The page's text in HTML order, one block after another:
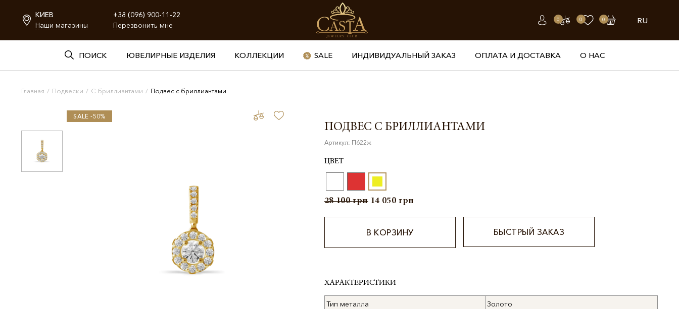
КИЕВ
Наши магазины
+38 (096) 900-11-22
Перезвонить мне
0 0 0 RU
ПОИСК ЮВЕЛИРНЫЕ ИЗДЕЛИЯ КОЛЛЕКЦИИ SALE ИНДИВИДУАЛЬНЫЙ ЗАКАЗ ОПЛАТА И ДОСТАВКА О НАС
Главная / Подвески / С бриллиантами / Подвес с бриллиантами
SALE -50%
ПОДВЕС С БРИЛЛИАНТАМИ
Артикул: П622ж
ЦВЕТ
28 100грн 14 050 грн
В КОРЗИНУ БЫСТРЫЙ ЗАКАЗ
ХАРАКТЕРИСТИКИ
Тип металла
Золото